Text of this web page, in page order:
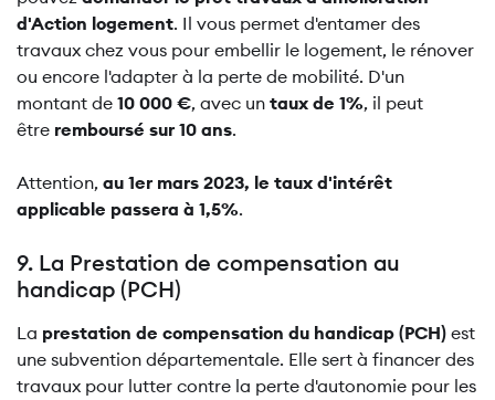
d'Action logement. Il vous permet d'entamer des
travaux chez vous pour embellir le logement, le rénover
ou encore l'adapter à la perte de mobilité. D'un
montant de 10 000 €, avec un taux de 1%, il peut
être remboursé sur 10 ans.
Attention, au 1er mars 2023, le taux d'intérêt
applicable passera à 1,5%.
9. La Prestation de compensation au
handicap (PCH)
La prestation de compensation du handicap (PCH) est
une subvention départementale. Elle sert à financer des
travaux pour lutter contre la perte d'autonomie pour les